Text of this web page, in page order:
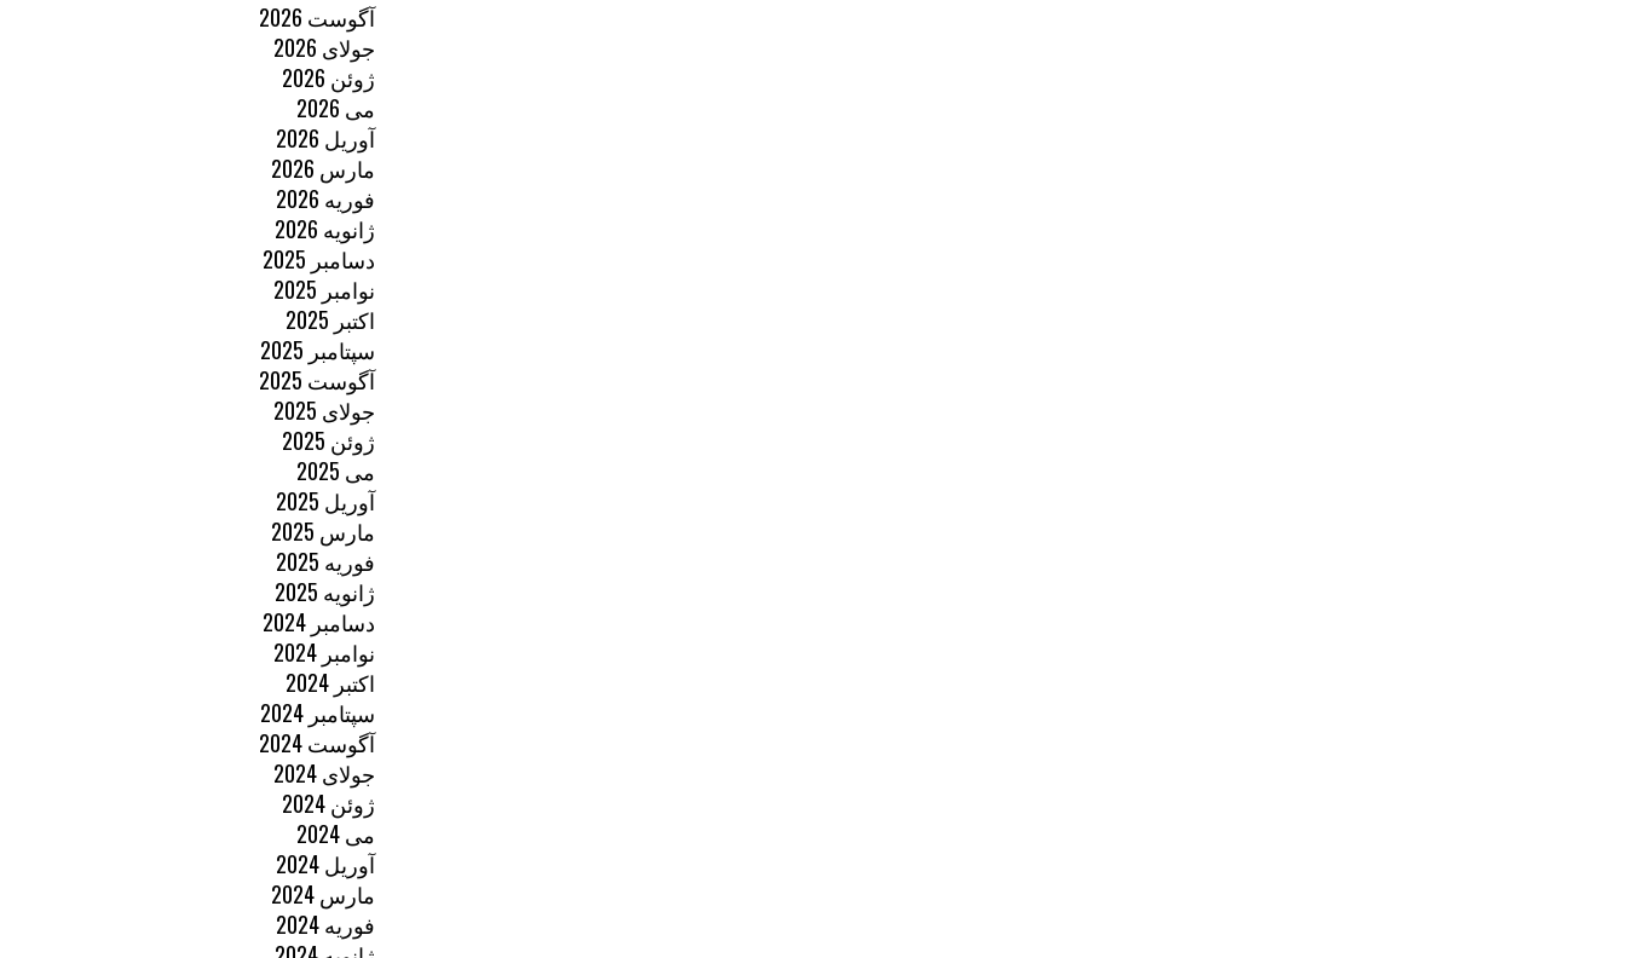
آگوست 2026
جولای 2026
ژوئن 2026
می 2026
آوریل 2026
مارس 2026
فوریه 2026
ژانویه 2026
دسامبر 2025
نوامبر 2025
اکتبر 2025
سپتامبر 2025
آگوست 2025
جولای 2025
ژوئن 2025
می 2025
آوریل 2025
مارس 2025
فوریه 2025
ژانویه 2025
دسامبر 2024
نوامبر 2024
اکتبر 2024
سپتامبر 2024
آگوست 2024
جولای 2024
ژوئن 2024
می 2024
آوریل 2024
مارس 2024
فوریه 2024